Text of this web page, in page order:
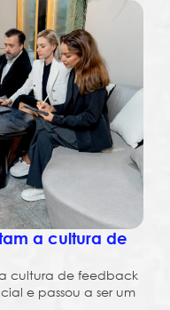
a cultura de
cultura de feedback
e passou a ser um